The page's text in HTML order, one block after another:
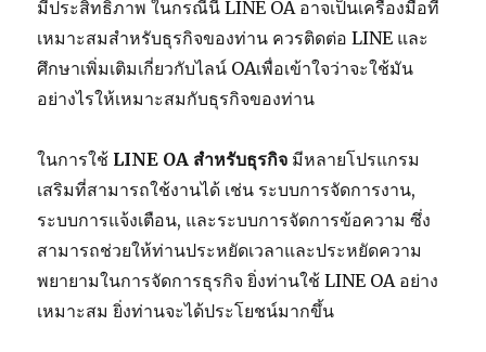
มีประสิทธิภาพ ในกรณีนี้ LINE OA อาจเป็นเครื่องมือที่
เหมาะสมสำหรับธุรกิจของท่าน ควรติดต่อ LINE และ
ศึกษาเพิ่มเติมเกี่ยวกับไลน์ OAเพื่อเข้าใจว่าจะใช้มัน
อย่างไรให้เหมาะสมกับธุรกิจของท่าน
ในการใช้ LINE OA สำหรับธุรกิจ มีหลายโปรแกรม
เสริมที่สามารถใช้งานได้ เช่น ระบบการจัดการงาน,
ระบบการแจ้งเตือน, และระบบการจัดการข้อความ ซึ่ง
สามารถช่วยให้ท่านประหยัดเวลาและประหยัดความ
พยายามในการจัดการธุรกิจ ยิ่งท่านใช้ LINE OA อย่าง
เหมาะสม ยิ่งท่านจะได้ประโยชน์มากขึ้น